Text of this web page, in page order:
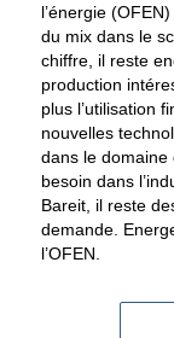
l’énergie
du mix dans le
chiffre, il reste
production
plus l’utilisation
nouvelles
dans le domaine
besoin dans
Bareit, il reste
demande.
l’OFEN.